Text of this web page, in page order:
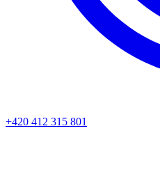
+420 412 315 801